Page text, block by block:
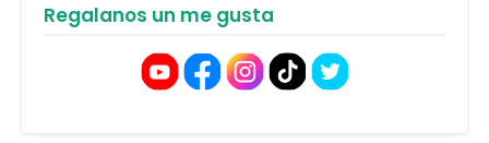
Regalanos un me gusta